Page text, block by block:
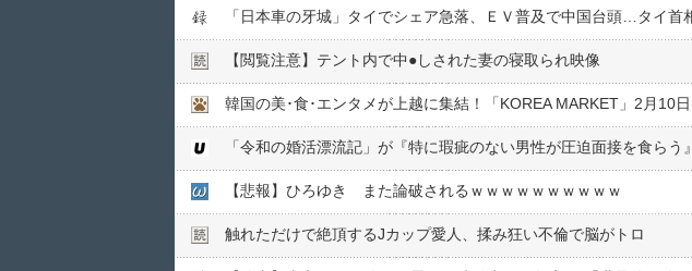
「日本車の牙城」タイでシェア急落、ＥＶ普及で中国台頭…タイ首
【閲覧注意】テント内で中●︎しされた妻の寝取られ映像
韓国の美･食･エンタメが上越に集結！「KOREA MARKET」2月10
【悲報】ひろゆき また論破されるｗｗｗｗｗｗｗｗｗｗ
触れただけで絶頂するJカップ愛人、揉み狂い不倫で脳がトロ